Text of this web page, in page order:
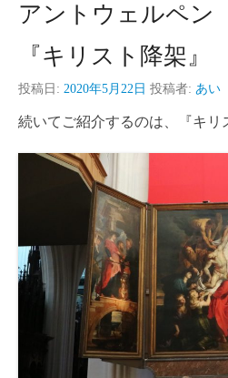
アントウェルペ
『キリスト降架』
投稿日: 2020年5月22日 投稿者: あい
続いてご紹介するのは、『キリ